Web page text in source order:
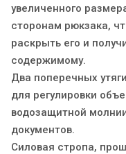
увеличенного
сторонам рюкзака,
раскрыть его и
содержимому.
Два поперечных
для регулировки
водозащитной
документов.
Силовая стропа,